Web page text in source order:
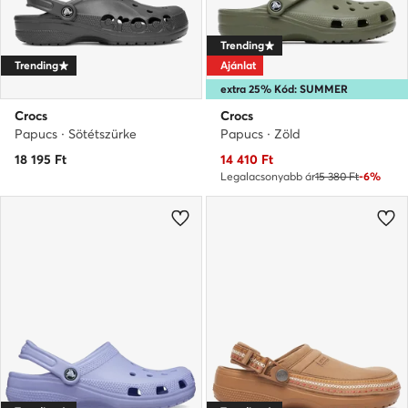
Trending
Crocs
Papucs · Sötétszürke
18 195 Ft
extra 25% Kód: SUMMER
Trending
Ajánlat
Crocs
Papucs · Zöld
Aktuális ár
14 410 Ft
Legalacsonyabb ár15 380 Ft-6%